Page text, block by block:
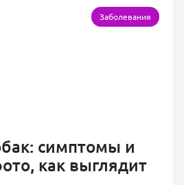
симптомы и
как выглядит
Заболевания